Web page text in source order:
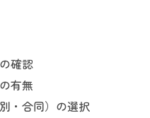
確認
有無
・合同）の選択